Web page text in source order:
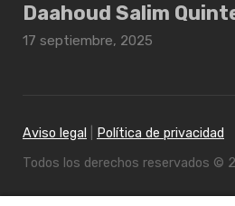
Daahoud Salim
17 septiembre, 2025
Aviso legal
Política de privacidad
Todos los derechos reservados ©